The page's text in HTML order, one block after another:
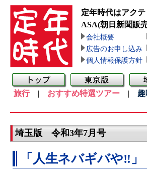
定年時代はアク
ASA(朝日新聞販
会社概要
広告のお申し込み
個人情報保護方針
旅行| おすすめ特選ツアー |
埼玉版 令和3年7月号
「人生ネバギバや‼」